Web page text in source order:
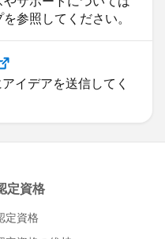
参照してください。
イデアを送信してく